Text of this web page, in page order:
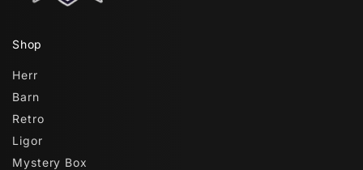
Shop
Herr
Barn
Retro
Ligor
Mystery Box